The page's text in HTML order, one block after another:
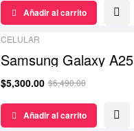
Añadir al carrito
CELULAR
Samsung Galaxy A25
$6,490.00
$5,300.00
Añadir al carrito